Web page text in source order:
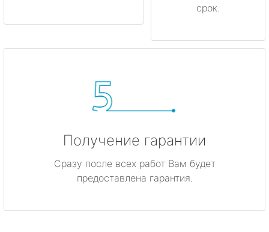
срок.
Получение гарантии
Сразу после всех работ Вам будет
предоставлена гарантия.